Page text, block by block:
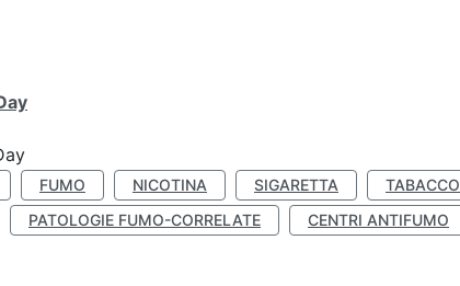
FUMO NICOTINA SIGARETTA
TABACCO
PATOLOGIE FUMO-CORRELATE
CENTRI ANTIFUMO